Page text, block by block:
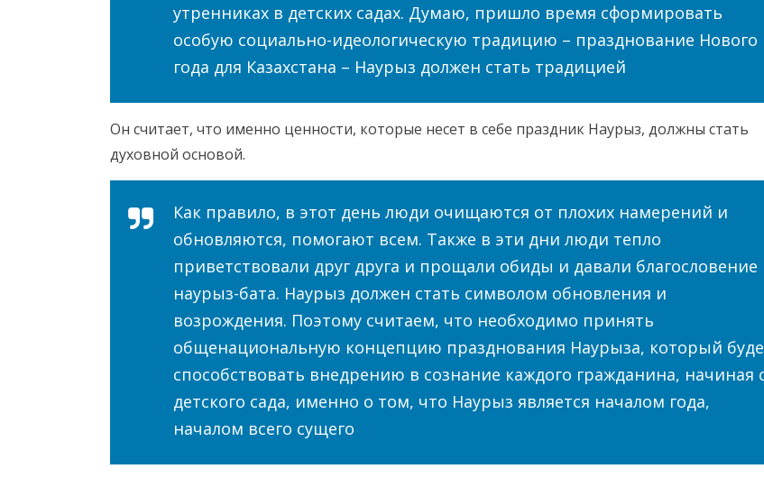
утренниках в детских садах. Думаю, пришло время сформировать
особую социально-идеологическую традицию – празднование Нового
года для Казахстана – Наурыз должен стать традицией
Он считает, что именно ценности, которые несет в себе праздник Наурыз, должны стать
духовной основой.
Как правило, в этот день люди очищаются от плохих намерений и
обновляются, помогают всем. Также в эти дни люди тепло
приветствовали друг друга и прощали обиды и давали благословение
наурыз-бата. Наурыз должен стать символом обновления и
возрождения. Поэтому считаем, что необходимо принять
общенациональную концепцию празднования Наурыза, который
способствовать внедрению в сознание каждого гражданина, начиная
детского сада, именно о том, что Наурыз является началом года,
началом всего сущего